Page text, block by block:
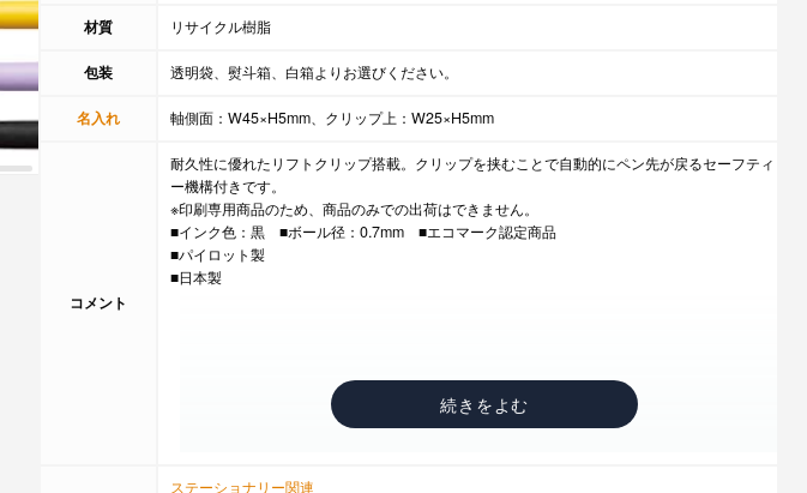
材質 リサイクル樹脂
包装 透明袋、熨斗箱、白箱よりお選びください。
名入れ 軸側面：W45×H5mm、クリップ上：W25×H5mm
コメント
耐久性に優れたリフトクリップ搭載。クリップを挟むことで自動的にペン先が戻るセーフティ
ー機構付きです。
※印刷専用商品のため、商品のみでの出荷はできません。
■インク色：黒 ■ボール径：0.7mm ■エコマーク認定商品
■パイロット製
■日本製
ステーショナリー関連